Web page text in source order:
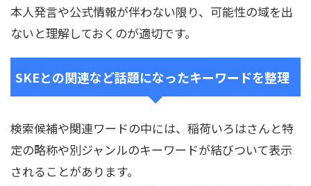
本人発言や公式情報が伴わない限り、可能性の域を出
ないと理解しておくのが適切です。
SKEとの関連など話題になったキーワードを整理
検索候補や関連ワードの中には、稲荷いろはさんと特
定の略称や別ジャンルのキーワードが結びついて表示
されることがあります。